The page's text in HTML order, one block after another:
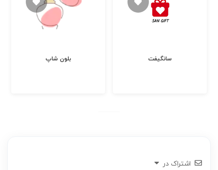
بلون شاپ سانگیفت
اشتراک در